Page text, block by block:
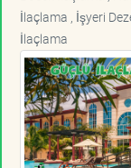
İlaçlama , İşyeri
İlaçlama